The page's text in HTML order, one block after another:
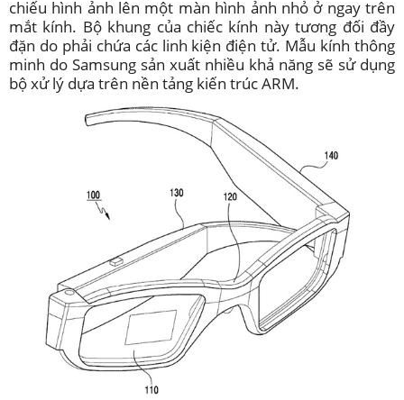
chiếu hình ảnh lên một màn hình ảnh nhỏ ở ngay trên
mắt kính. Bộ khung của chiếc kính này tương đối đầy
đặn do phải chứa các linh kiện điện tử. Mẫu kính thông
minh do Samsung sản xuất nhiều khả năng sẽ sử dụng
bộ xử lý dựa trên nền tảng kiến trúc ARM.